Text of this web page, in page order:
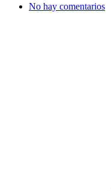
No hay comentarios